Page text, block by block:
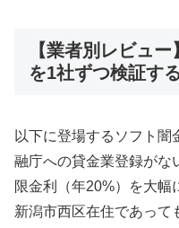
【業者別レビュ
を1社ずつ検証する
以下に登場するソフト闇
融庁への貸金業登録がな
限金利（年20%）を大幅
新潟市西区在住であって